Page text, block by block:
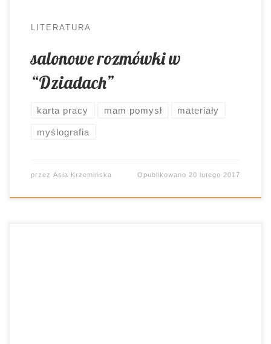
LITERATURA
salonowe rozmówki w
“Dziadach”
karta pracy mam pomysł materiały
myślografia
przez Asia Krzemińska Opublikowano 20 lutego 2017